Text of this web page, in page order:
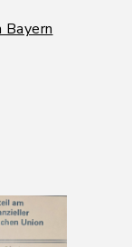
Bayern